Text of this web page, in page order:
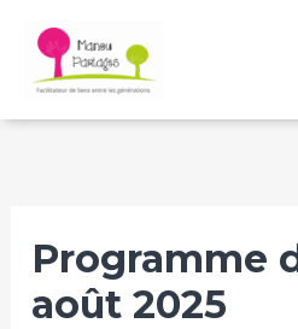
contenu
Programme
août 2025